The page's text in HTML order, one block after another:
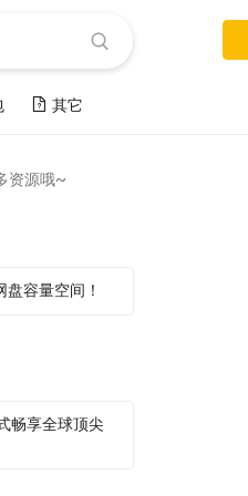
其它
资源哦~
容量空间！
畅享全球顶尖